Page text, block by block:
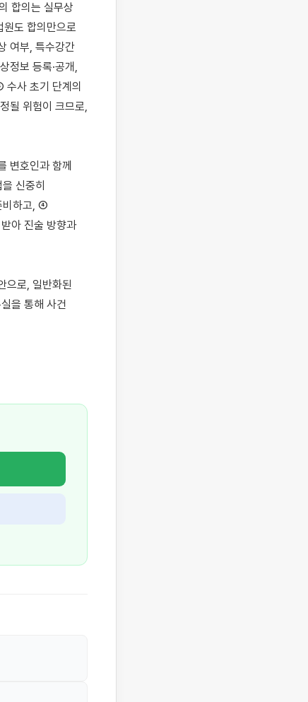
합의는 실무상
도 합의만으로
여부, 특수강간
정보 등록·공개,
사 초기 단계의
될 위험이 크므로,
변호인과 함께
신중히
비하고, ④
아 진술 방향과
으로, 일반화된
을 통해 사건